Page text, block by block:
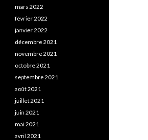
mars 2022
février 2022
janvier 2022
décembre 2021
novembre 2021
octobre 2021
septembre 2021
août 2021
juillet 2021
juin 2021
mai 2021
avril 2021